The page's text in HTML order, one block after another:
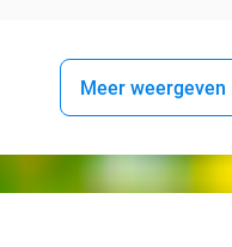
Meer weergeven